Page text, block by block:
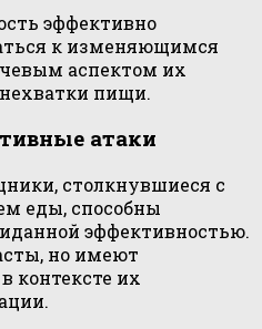
эффективно
к изменяющимся
аспектом их
пищи.
атаки
столкнувшиеся с
еды, способны
эффективностью.
но имеют
контексте их